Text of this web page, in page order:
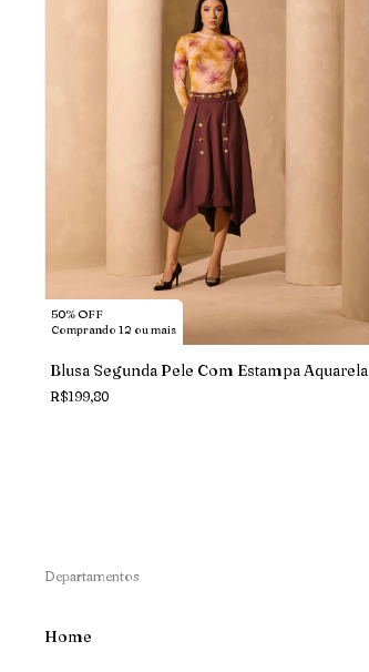
50% OFF
Comprando 12 ou mais
Blusa Segunda Pele Com Estampa Aquarela
R$199,80
Departamentos
Home